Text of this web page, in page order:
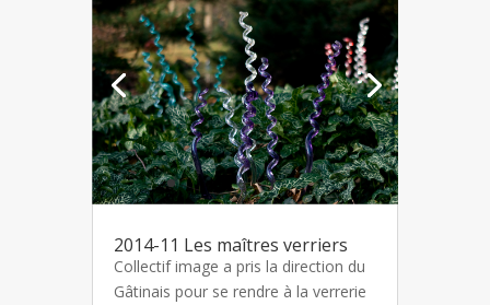
2014-11 Les maîtres verriers
Collectif image a pris la direction du
Gâtinais pour se rendre à la verrerie